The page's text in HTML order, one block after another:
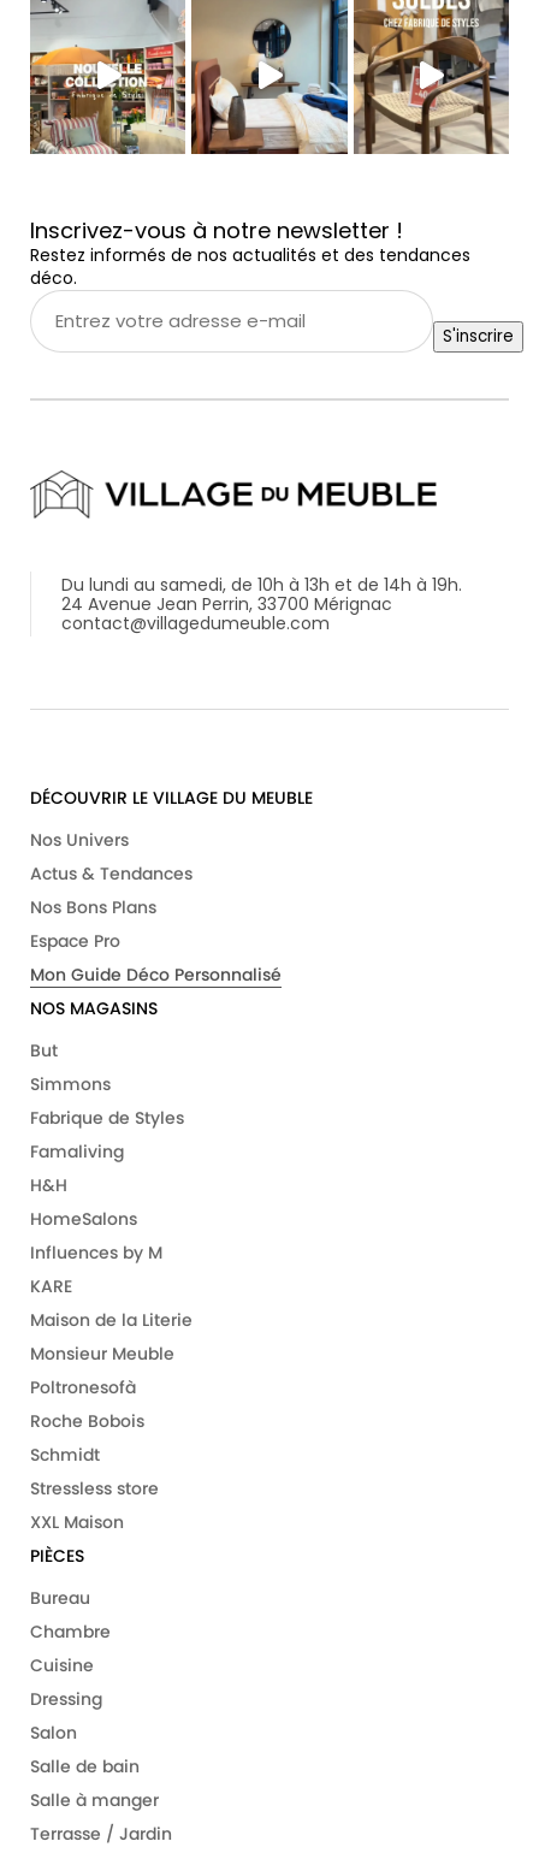
Inscrivez-vous à notre newsletter !
Restez informés de nos actualités et des tendances
déco.
Entrez
votre
e-
S'inscrire
Du lundi au samedi, de 10h à 13h et de 14h à 19h.
24 Avenue Jean Perrin, 33700 Mérignac
contact@villagedumeuble.com
DÉCOUVRIR LE VILLAGE DU MEUBLE
Nos Univers
Actus & Tendances
Nos Bons Plans
Espace Pro
Mon Guide Déco Personnalisé
NOS MAGASINS
But
Simmons
Fabrique de Styles
Famaliving
H&H
HomeSalons
Influences by M
KARE
Maison de la Literie
Monsieur Meuble
Poltronesofà
Roche Bobois
Schmidt
Stressless store
XXL Maison
PIÈCES
Bureau
Chambre
Cuisine
Dressing
Salon
Salle de bain
Salle à manger
Terrasse / Jardin